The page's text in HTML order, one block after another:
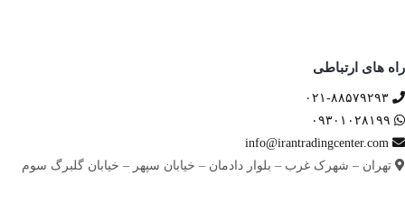
راه های ارتباطی
۰۲۱-۸۸۵۷۹۲۹۳
۰۹۳۰۱۰۲۸۱۹۹
info@irantradingcenter.com
تهران – شهرک غرب – بلوار دادمان – خیابان سپهر – خیابان گلبرگ سوم